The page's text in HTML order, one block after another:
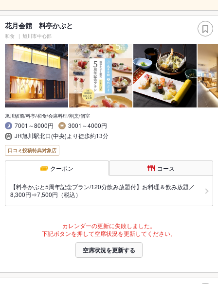
花月会館 料亭かぶと
和食 旭川市中心部
旭川駅前/料亭/和食/会席料理/割烹/個室
7001～8000円
3001～4000円
JR旭川駅北口(中央)より徒歩約13分
口コミ投稿特典対象店
クーポン コース
【料亭かぶと5周年記念プラン/120分飲み放題付】お料理＆飲み放題／
8,300円⇒7,500円（税込）
カレンダーの更新に失敗しました。
下記ボタンを押して空席状況を更新してください。
空席状況を更新する